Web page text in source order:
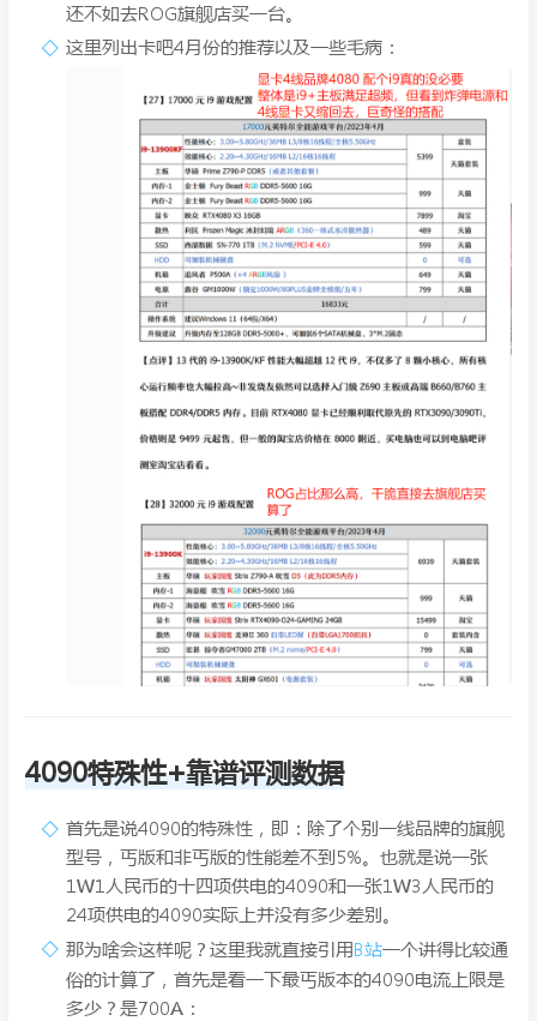
还不如去ROG旗舰店买一台。
这里列出卡吧4月份的推荐以及一些毛病：
4090特殊性+靠谱评测数据
首先是说4090的特殊性，即：除了个别一线品牌的旗舰
型号，丐版和非丐版的性能差不到5%。也就是说一张
1W1人民币的十四项供电的4090和一张1W3人民币的
24项供电的4090实际上并没有多少差别。
那为啥会这样呢？这里我就直接引用B站一个讲得比较通
俗的计算了，首先是看一下最丐版本的4090电流上限是
多少？是700A：